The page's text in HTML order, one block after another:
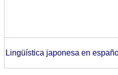
Lingüística japonesa en